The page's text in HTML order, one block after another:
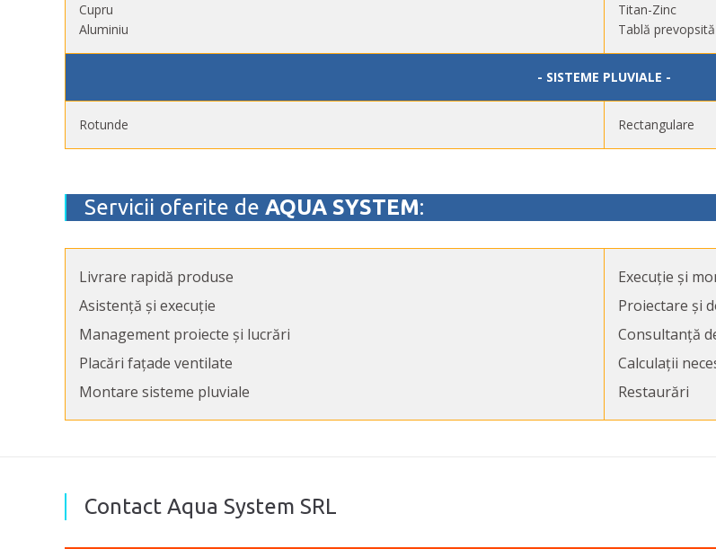
Cupru
Aluminiu
Titan-Zinc
Tablă prevopsită
- SISTEME PLUVIALE -
Rotunde Rectangulare
Servicii oferite de AQUA SYSTEM:
Livrare rapidă produse
Asistență și execuție
Management proiecte și lucrări
Placări fațade ventilate
Montare sisteme pluviale
Execuție și
Proiectare și
Consultanță
Calculații
Restaurări
Contact Aqua System SRL